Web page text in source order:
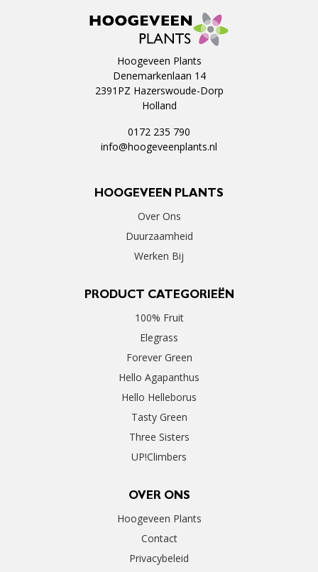
Hoogeveen Plants
Denemarkenlaan 14
2391PZ Hazerswoude-Dorp
Holland
0172 235 790
info@hoogeveenplants.nl
HOOGEVEEN PLANTS
Over Ons
Duurzaamheid
Werken Bij
PRODUCT CATEGORIEËN
100% Fruit
Elegrass
Forever Green
Hello Agapanthus
Hello Helleborus
Tasty Green
Three Sisters
UP!Climbers
OVER ONS
Hoogeveen Plants
Contact
Privacybeleid